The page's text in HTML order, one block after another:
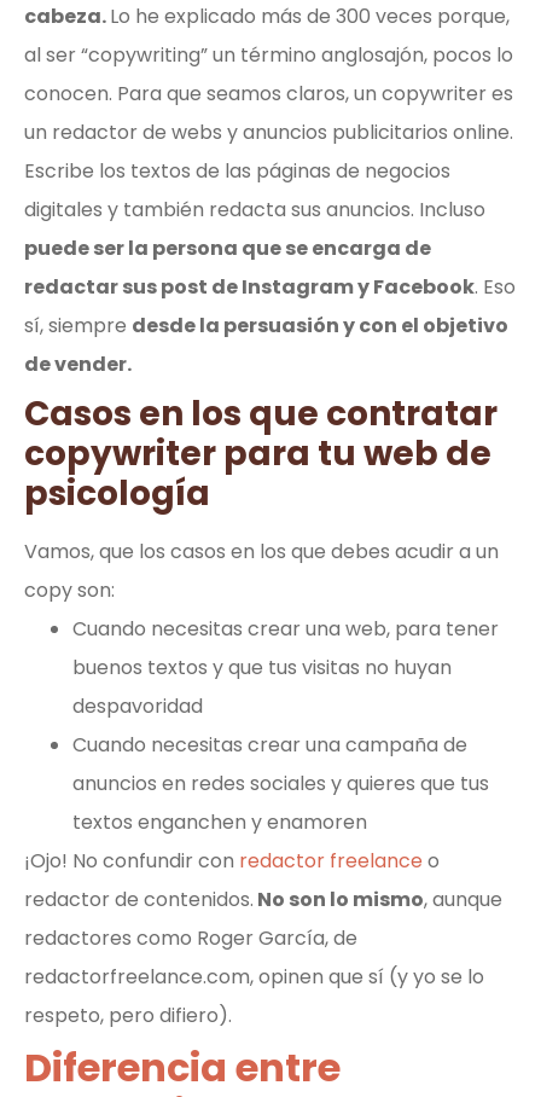
cabeza.Lo he explicado más de 300 veces porque,
al ser “copywriting” un término anglosajón, pocos lo
conocen. Para que seamos claros, un copywriter es
un redactor de webs y anuncios publicitarios online.
Escribe los textos de las páginas de negocios
digitales y también redacta sus anuncios. Incluso
puede ser la persona que se encarga de
redactar sus post de Instagram y Facebook. Eso
sí, siempre desde la persuasión y con el objetivo
de vender.
Casos en los que contratar
copywriter para tu web de
psicología
Vamos, que los casos en los que debes acudir a un
copy son:
Cuando necesitas crear una web, para tener
buenos textos y que tus visitas no huyan
despavoridad
Cuando necesitas crear una campaña de
anuncios en redes sociales y quieres que tus
textos enganchen y enamoren
¡Ojo! No confundir con redactor freelance o
redactor de contenidos. No son lo mismo, aunque
redactores como Roger García, de
redactorfreelance.com, opinen que sí (y yo se lo
respeto, pero difiero).
Diferencia entre